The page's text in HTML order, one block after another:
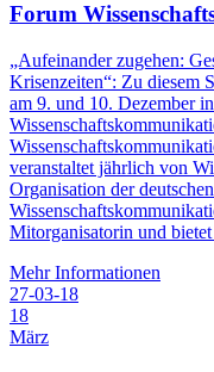
Forum
„Aufeinander zugehen:
Krisenzeiten“: Zu diesem
am 9. und 10. Dezember
veranstaltet jährlich von
Organisation der
Mitorganisatorin und
Mehr Informationen
27-03-18
18
März